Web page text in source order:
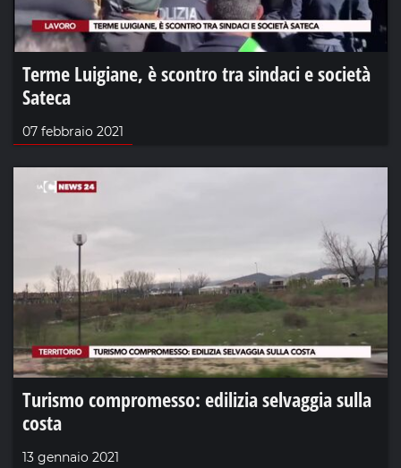
Terme Luigiane, è scontro tra sindaci e società
Sateca
07 febbraio 2021
Turismo compromesso: edilizia selvaggia sulla
costa
13 gennaio 2021